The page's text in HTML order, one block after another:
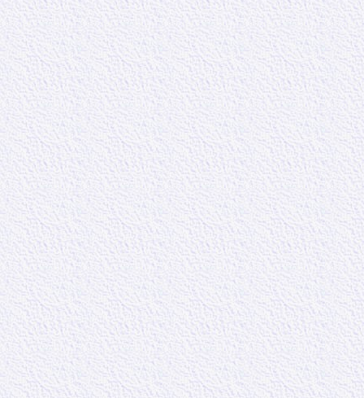
« A cause du
Notre autorité
mais Dieu lui-
en le nom des
« A toute
Le tout ici en
individuel
n’est pas une
position
formes
D’ailleurs la
Soit au roi,
dans
société.